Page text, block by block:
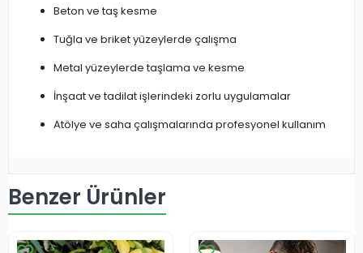
Beton ve taş kesme
Tuğla ve briket yüzeylerde çalışma
Metal yüzeylerde taşlama ve kesme
İnşaat ve tadilat işlerindeki zorlu uygulamalar
Atölye ve saha çalışmalarında profesyonel kullanım
Benzer Ürünler